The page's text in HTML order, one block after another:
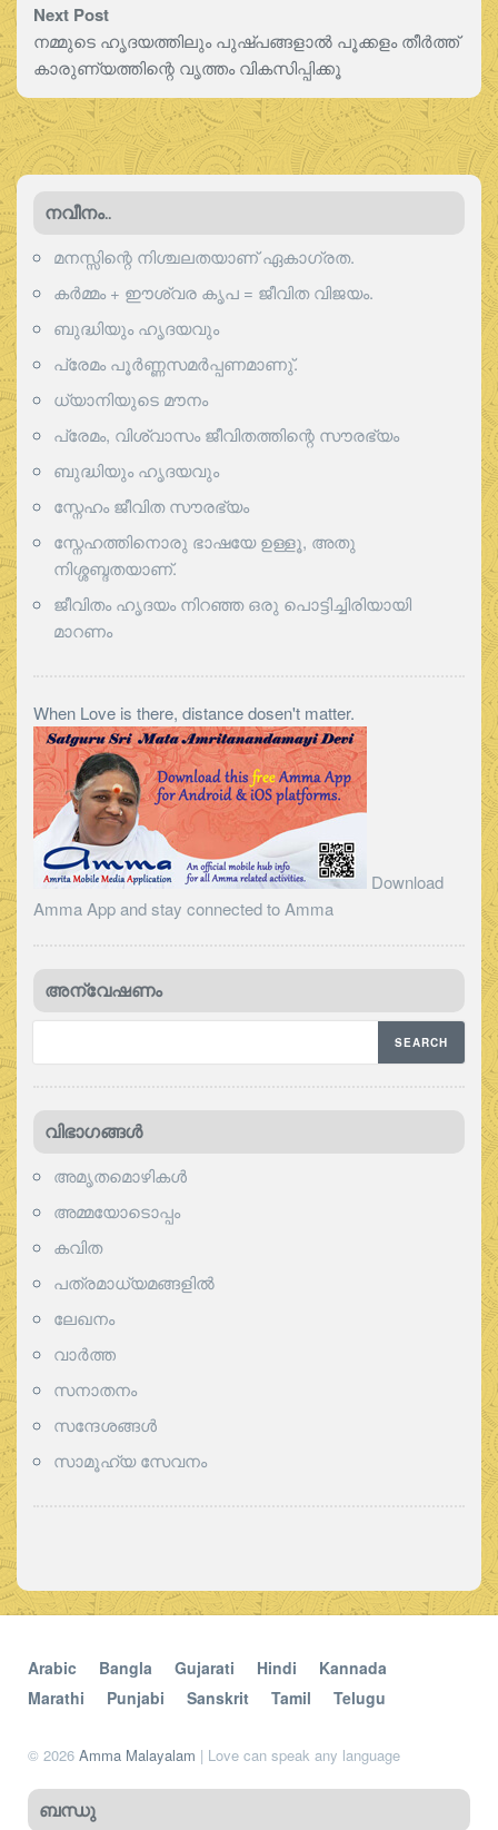
Next Post
നമ്മുടെ ഹൃദയത്തിലും പുഷ്പങ്ങളാല്‍ പൂക്കളം തീര്‍ത്ത്
കാരുണ്യത്തിന്റെ വൃത്തം വികസിപ്പിക്കൂ
നവീനം..
മനസ്സിന്റെ നിശ്ചലതയാണ് ഏകാഗ്രത.
കർമ്മം + ഈശ്വര കൃപ = ജീവിത വിജയം.
ബുദ്ധിയും ഹൃദയവും
പ്രേമം പൂര്‍ണ്ണസമര്‍പ്പണമാണു്.
ധ്യാനിയുടെ മൗനം
പ്രേമം, വിശ്വാസം ജീവിതത്തിന്റെ സൗരഭ്യം
ബുദ്ധിയും ഹൃദയവും
സ്നേഹം ജീവിത സൗരഭ്യം
സ്നേഹത്തിനൊരു ഭാഷയേ ഉള്ളൂ, അതു
നിശ്ശബ്ദതയാണ്.
ജീവിതം ഹൃദയം നിറഞ്ഞ ഒരു പൊട്ടിച്ചിരിയായി
മാറണം
When Love is there, distance dosen't matter.
Download
Amma App and stay connected to Amma
അന്വേഷണം
വിഭാഗങ്ങള്‍
അമൃതമൊഴികള്‍
അമ്മയോടൊപ്പം
കവിത
പത്രമാധ്യമങ്ങളില്‍
ലേഖനം
വാര്‍ത്ത
സനാതനം
സന്ദേശങ്ങൾ
സാമൂഹ്യ സേവനം
Arabic Bangla Gujarati Hindi
Kannada
Marathi
Punjabi Sanskrit Tamil Telugu
© 2026 Amma Malayalam | Love can speak any language
ബന്ധു